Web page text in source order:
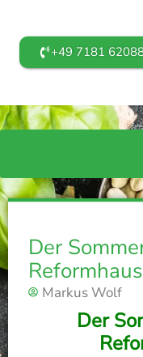
+49 7181
Der
Markus Wolf
Der